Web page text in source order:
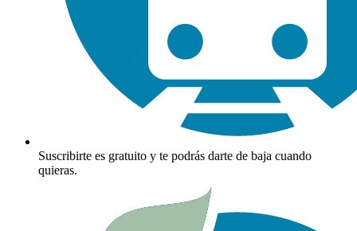
Suscribirte es gratuito y te podrás darte de baja cuando
quieras.